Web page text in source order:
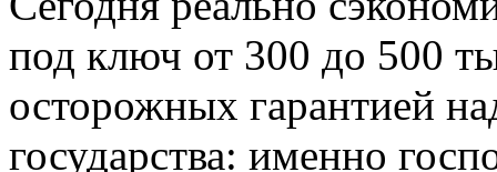
под ключ от 300 до 500
осторожных гарантией
государства: именно